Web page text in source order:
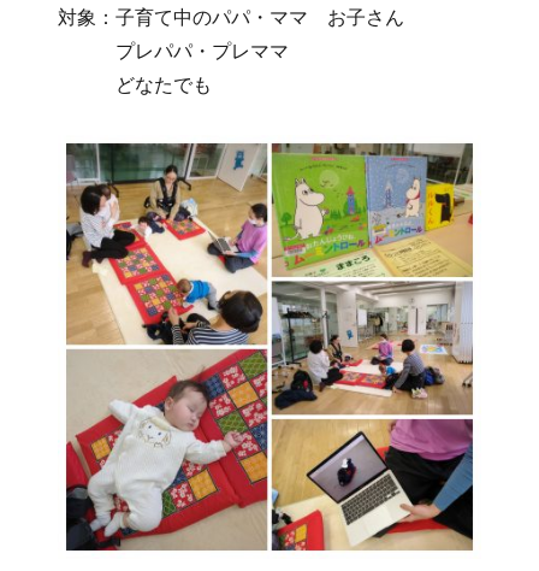
対象：子育て中のパパ・ママ お子さん
プレパパ・プレママ
どなたでも